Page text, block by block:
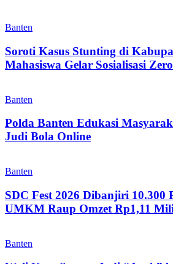
Banten
Soroti Kasus Stunting di
Mahasiswa Gelar Sosialisasi
Banten
Polda Banten Edukasi
Judi Bola Online
Banten
SDC Fest 2026 Dibanjiri 10.300
UMKM Raup Omzet Rp1,11
Banten